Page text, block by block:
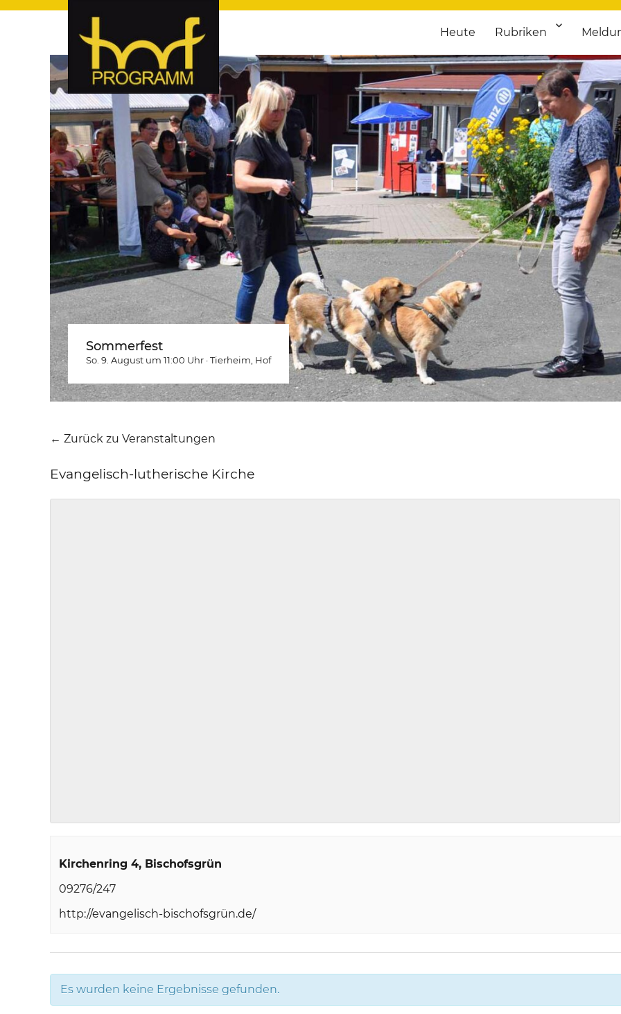
hof-programm – das Veranstaltungsportal für
hof-programm – das Veranstaltungsportal für Hof und Hochfranken. Täglich aktuelle Termine von Kultur bis Sport, von
Heute Rubriken
Sommerfest
So. 9. August um 11:00 Uhr ·Tierheim , Hof
← Zurück zu Veranstaltungen
Evangelisch-lutherische Kirche
Kirchenring 4 Bischofsgrün
09276/247
http://evangelisch-bischofsgrün.de/
Es wurden keine Ergebnisse gefunden.